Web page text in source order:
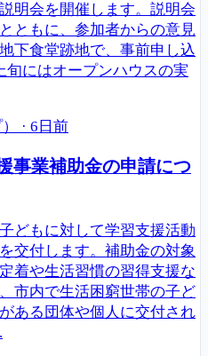
明会を開催します。説明会
ともに、参加者からの意見
下食堂跡地で、事前申し込
にはオープンハウスの実
· 6日前
事業補助金の申請につ
どもに対して学習支援活動
交付します。補助金の対象
着や生活習慣の習得支援な
市内で生活困窮世帯の子ど
ある団体や個人に交付され